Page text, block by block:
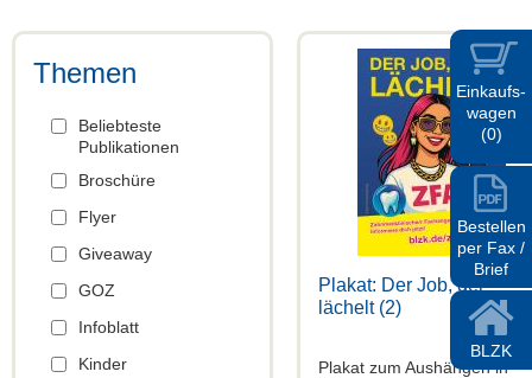
Einkaufs-
wagen
(0)
Zur Kasse
Bestellen
per Fax /
Brief
BLZK
Themen
Beliebteste
Publikationen
Broschüre
Flyer
Giveaway
GOZ
Infoblatt
Kinder
Plakat: Der Job, der
lächelt (2)
Plakat zum Aushängen in